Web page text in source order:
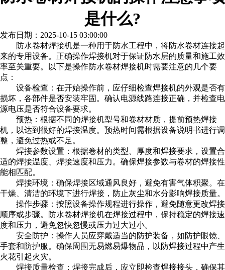
是什么?
发布日期：2025-10-15 03:00:00
防水卷材焊接机是一种用于防水工程中，将防水卷材连接起
来的专用设备。正确操作焊接机对于保证防水层的质量和施工效
率至关重要。以下是操作防水卷材焊接机时需要注意的几个要
点：
设备检查：在开始操作前，应仔细检查焊接机的外观是否有
损坏，各部件是否安装牢固。确认电源线路连接正确，并检查电
源电压是否符合设备要求。
预热：根据不同的焊接机型号和卷材材质，提前预热焊接
机，以达到很好的焊接温度。预热时间需根据设备说明书进行调
整，避免过热或不足。
焊接参数设置：根据卷材的类型、厚度和焊接要求，设置合
适的焊接温度、焊接速度和压力。确保焊接参数与卷材的焊接性
能相匹配。
焊接环境：确保焊接区域通风良好，避免有害气体积聚。在
干燥、清洁的环境下进行焊接，防止灰尘和水分影响焊接质量。
操作步骤：按照设备操作规程进行操作，避免随意更改焊接
顺序或步骤。防水卷材焊接机在焊接过程中，保持稳定的焊接速
度和压力，避免忽快忽慢或压力过大过小。
安全防护：操作人员应穿戴适当的防护装备，如防护眼镜、
手套和防护服。确保周围无易燃易爆物品，以防焊接过程中产生
火花引起火灾。
焊接质量检查：焊接完成后，应立即检查焊接接头，确保其